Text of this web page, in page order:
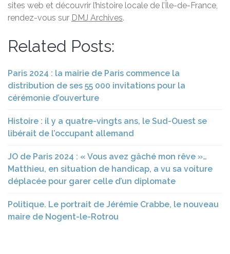
sites web et découvrir l’histoire locale de l’Île-de-France,
rendez-vous sur DMJ Archives.
Related Posts:
Paris 2024 : la mairie de Paris commence la
distribution de ses 55 000 invitations pour la
cérémonie d’ouverture
Histoire : il y a quatre-vingts ans, le Sud-Ouest se
libérait de l’occupant allemand
JO de Paris 2024 : « Vous avez gâché mon rêve »…
Matthieu, en situation de handicap, a vu sa voiture
déplacée pour garer celle d’un diplomate
Politique. Le portrait de Jérémie Crabbe, le nouveau
maire de Nogent-le-Rotrou